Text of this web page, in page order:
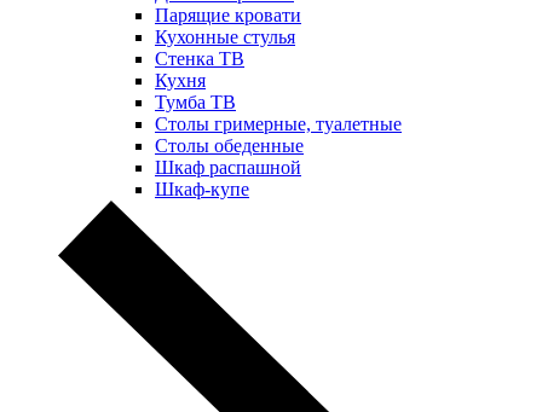
Парящие кровати
Кухонные стулья
Стенка ТВ
Кухня
Тумба ТВ
Столы гримерные, туалетные
Столы обеденные
Шкаф распашной
Шкаф-купе